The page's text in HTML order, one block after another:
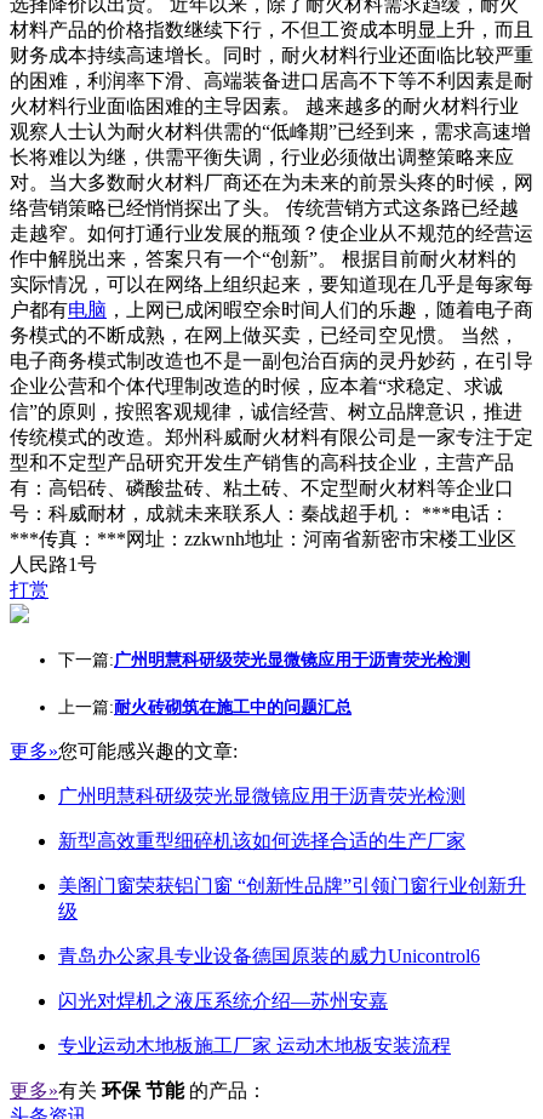
选择降价以出货。 近年以来，除了耐火材料需求趋缓，耐火
材料产品的价格指数继续下行，不但工资成本明显上升，而且
财务成本持续高速增长。同时，耐火材料行业还面临比较严重
的困难，利润率下滑、高端装备进口居高不下等不利因素是耐
火材料行业面临困难的主导因素。 越来越多的耐火材料行业
观察人士认为耐火材料供需的“低峰期”已经到来，需求高速增
长将难以为继，供需平衡失调，行业必须做出调整策略来应
对。当大多数耐火材料厂商还在为未来的前景头疼的时候，网
络营销策略已经悄悄探出了头。 传统营销方式这条路已经越
走越窄。如何打通行业发展的瓶颈？使企业从不规范的经营运
作中解脱出来，答案只有一个“创新”。 根据目前耐火材料的
实际情况，可以在网络上组织起来，要知道现在几乎是每家每
户都有电脑 ，上网已成闲暇空余时间人们的乐趣，随着电子商
务模式的不断成熟，在网上做买卖，已经司空见惯。 当然，
电子商务模式制改造也不是一副包治百病的灵丹妙药，在引导
企业公营和个体代理制改造的时候，应本着“求稳定、求诚
信”的原则，按照客观规律，诚信经营、树立品牌意识，推进
传统模式的改造。郑州科威耐火材料有限公司是一家专注于定
型和不定型产品研究开发生产销售的高科技企业，主营产品
有：高铝砖、磷酸盐砖、粘土砖、不定型耐火材料等企业口
号：科威耐材，成就未来联系人：秦战超手机： ***电话：
***传真：***网址：zzkwnh地址：河南省新密市宋楼工业区
人民路1号
打赏
下一篇:广州明慧科研级荧光显微镜应用于沥青荧光检测
上一篇:耐火砖砌筑在施工中的问题汇总
更多»您可能感兴趣的文章:
广州明慧科研级荧光显微镜应用于沥青荧光检测
新型高效重型细碎机该如何选择合适的生产厂家
美阁门窗荣获铝门窗 “创新性品牌”引领门窗行业创新升
级
青岛办公家具专业设备德国原装的威力Unicontrol6
闪光对焊机之液压系统介绍—苏州安嘉
专业运动木地板施工厂家 运动木地板安装流程
更多»有关 环保 节能 的产品：